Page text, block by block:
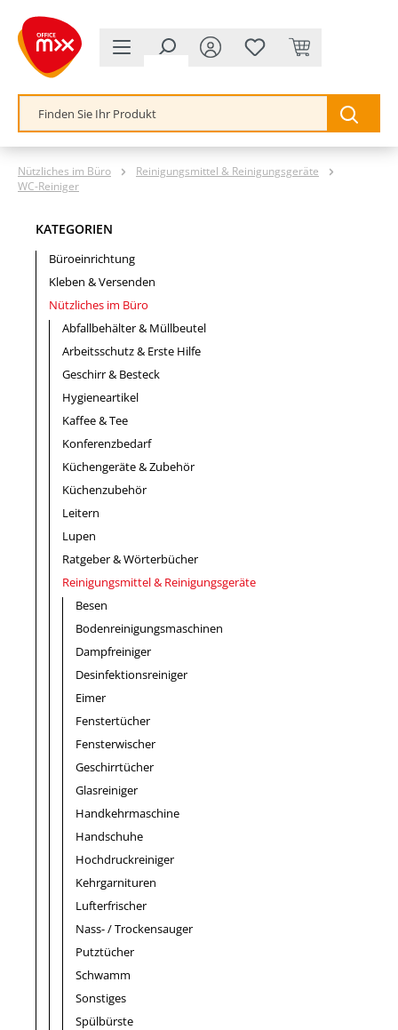
springen
Nützliches im Büro
Reinigungsmittel & Reinigungsgeräte
WC-Reiniger
KATEGORIEN
Büroeinrichtung
Kleben & Versenden
Nützliches im Büro
Abfallbehälter & Müllbeutel
Arbeitsschutz & Erste Hilfe
Geschirr & Besteck
Hygieneartikel
Kaffee & Tee
Konferenzbedarf
Küchengeräte & Zubehör
Küchenzubehör
Leitern
Lupen
Ratgeber & Wörterbücher
Reinigungsmittel & Reinigungsgeräte
Besen
Bodenreinigungsmaschinen
Dampfreiniger
Desinfektionsreiniger
Eimer
Fenstertücher
Fensterwischer
Geschirrtücher
Glasreiniger
Handkehrmaschine
Handschuhe
Hochdruckreiniger
Kehrgarnituren
Lufterfrischer
Nass- / Trockensauger
Putztücher
Schwamm
Sonstiges
Spülbürste